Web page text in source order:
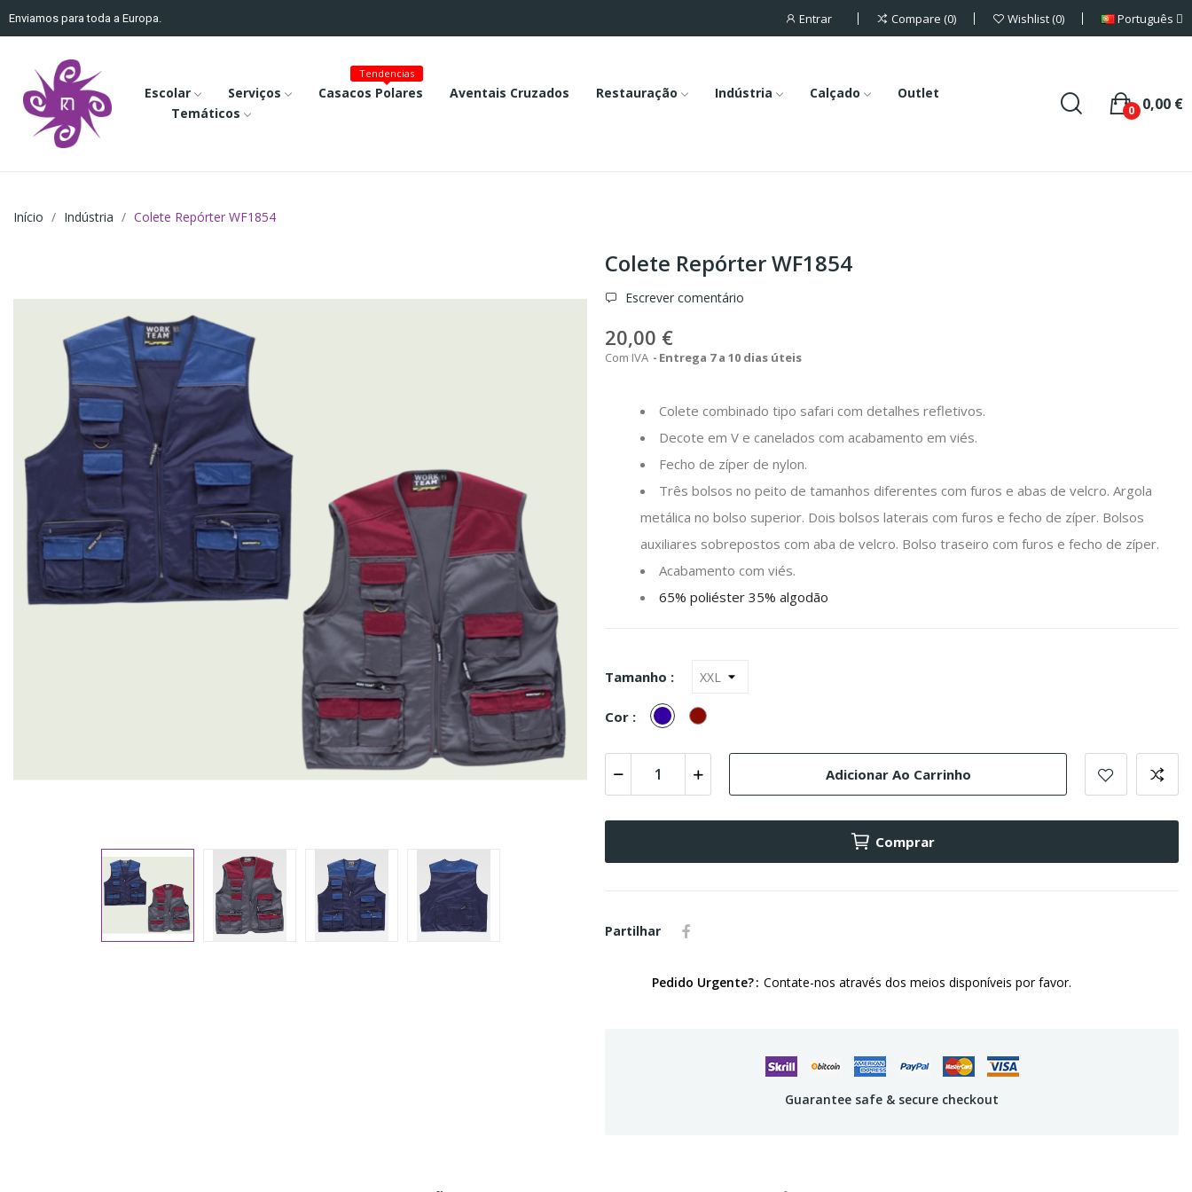
Enviamos para toda a Europa. Entrar Compare 0 Wishlist 0 Português
Escolar Serviços Casacos Polares
Tendencias
Aventais Cruzados Restauração Indústria Calçado
Outlet
Temáticos
0,00 €
0
Início Indústria Colete Repórter WF1854
Colete Repórter WF1854
Escrever comentário
20,00 €
Com IVA Entrega 7 a 10 dias úteis
Colete combinado tipo safari com detalhes refletivos.
Decote em V e canelados com acabamento em viés.
Fecho de zíper de nylon.
Três bolsos no peito de tamanhos diferentes com furos e abas de velcro. Argola
metálica no bolso superior. Dois bolsos laterais com furos e fecho de zíper. Bolsos
auxiliares sobrepostos com aba de velcro. Bolso traseiro com furos e fecho de zíper.
Acabamento com viés.
65% poliéster 35% algodão
Tamanho :
Cor : MarinhoBoudeaux
Adicionar Ao Carrinho
Comprar
Partilhar
Pedido Urgente? Contate-nos através dos meios disponíveis por favor.
Guarantee safe & secure checkout